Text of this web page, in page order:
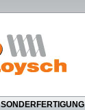
SONDERFERTIGUNG